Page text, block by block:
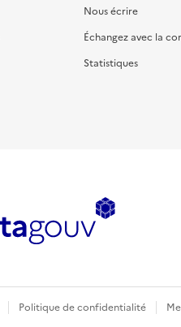
Nous écrire
Échangez avec la
Statistiques
Politique de confidentialité